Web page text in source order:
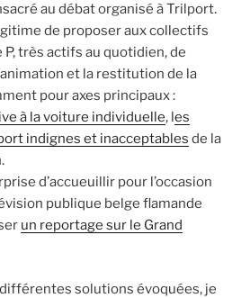
au débat organisé à Trilport.
de proposer aux collectifs
P, très actifs au quotidien, de
et la restitution de la
pour axes principaux :
à la voiture individuelle, les
indignes et inacceptables de la
d’accueuillir pour l’occasion
publique belge flamande
un reportage sur le Grand
solutions évoquées, je